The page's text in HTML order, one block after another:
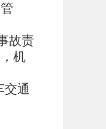
故责
机
交通